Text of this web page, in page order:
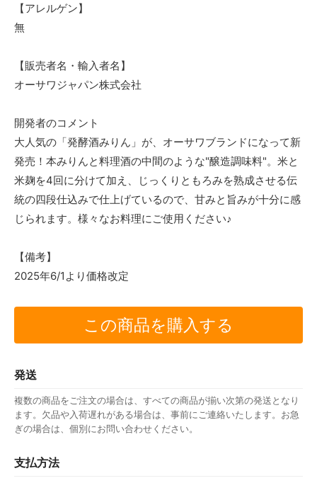
【アレルゲン】
無
【販売者名・輸入者名】
オーサワジャパン株式会社
開発者のコメント
大人気の「発酵酒みりん」が、オーサワブランドになって新
発売！本みりんと料理酒の中間のような"醸造調味料"。米と
米麹を4回に分けて加え、じっくりともろみを熟成させる伝
統の四段仕込みで仕上げているので、甘みと旨みが十分に感
じられます。様々なお料理にご使用ください♪
【備考】
2025年6/1より価格改定
この商品を購入する
発送
複数の商品をご注文の場合は、すべての商品が揃い次第の発送となり
ます。欠品や入荷遅れがある場合は、事前にご連絡いたします。お急
ぎの場合は、個別にお問い合わせください。
支払方法